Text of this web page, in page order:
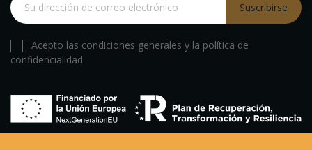
Suscribirse
Acepto las condiciones generales y la política de
confidencialidad